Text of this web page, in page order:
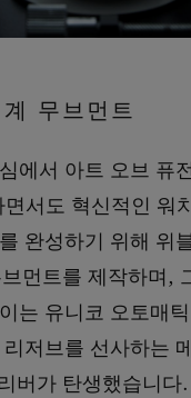
무브먼트
에서 아트 오브 퓨
서도 혁신적인 워
완성하기 위해 위
먼트를 제작하며,
는 유니코 오토매
저브를 선사하는
버가 탄생했습니